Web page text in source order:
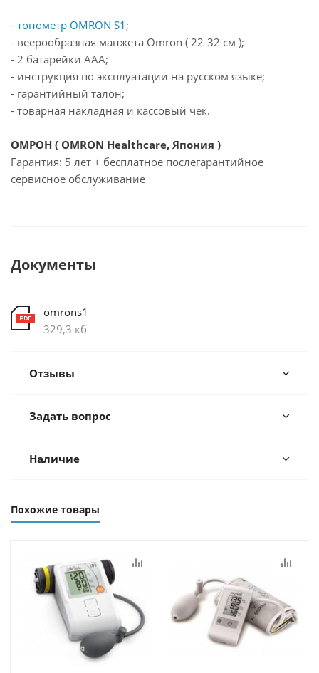
- тонометр OMRON S1 ;
- веерообразная манжета Omron ( 22-32 см );
- 2 батарейки ААА;
- инструкция по эксплуатации на русском языке;
- гарантийный талон;
- товарная накладная и кассовый чек.
ОМРОН ( OMRON Healthcare, Япония )
Гарантия: 5 лет + бесплатное послегарантийное
сервисное обслуживание
Документы
omrons1
329,3 кб
Отзывы
Задать вопрос
Наличие
Похожие товары